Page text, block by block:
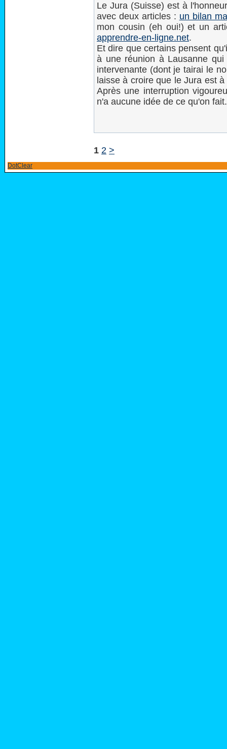
Le Jura (Suisse) est à
avec deux articles : un bilan
mon cousin (eh oui!) et un
apprendre-en-ligne.net.
Et dire que certains pensent
à une réunion à Lausanne
intervenante (dont je tairai le
laisse à croire que le Jura est
Après une interruption
n'a aucune idée de ce qu'on
1 2 >
DotClear